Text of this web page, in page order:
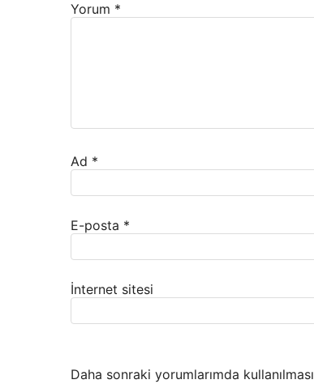
Yorum *
Ad *
E-posta *
İnternet sitesi
Daha sonraki yorumlarımda